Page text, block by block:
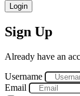
Login
Sign Up
Already have an
Username
Email